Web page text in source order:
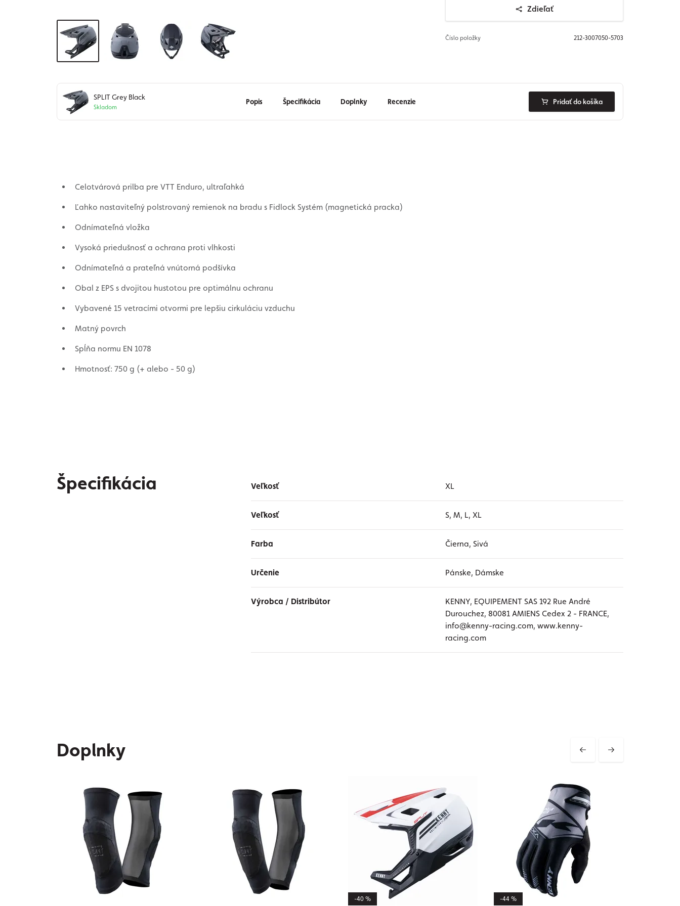
Zdieľať
Číslo položky 212-3007050-5703
SPLIT Grey Black
Skladom
Popis Špecifikácia Doplnky Recenzie Pridať do košíka
Celotvárová prilba pre VTT Enduro, ultraľahká
Ľahko nastaviteľný polstrovaný remienok na bradu s Fidlock Systém (magnetická pracka)
Odnímateľná vložka
Vysoká priedušnosť a ochrana proti vlhkosti
Odnímateľná a prateľná vnútorná podšívka
Obal z EPS s dvojitou hustotou pre optimálnu ochranu
Vybavené 15 vetracími otvormi pre lepšiu cirkuláciu vzduchu
Matný povrch
Spĺňa normu EN 1078
Hmotnosť: 750 g (+ alebo - 50 g)
Špecifikácia Veľkosť XL
Veľkosť S, M, L, XL
Farba Čierna, Sivá
Určenie Pánske, Dámske
Výrobca / Distribútor
KENNY, EQUIPEMENT SAS 192 Rue André
Durouchez, 80081 AMIENS Cedex 2 - FRANCE,
info@kenny-racing.com, www.kenny-
racing.com
Doplnky
-40 % -44 %